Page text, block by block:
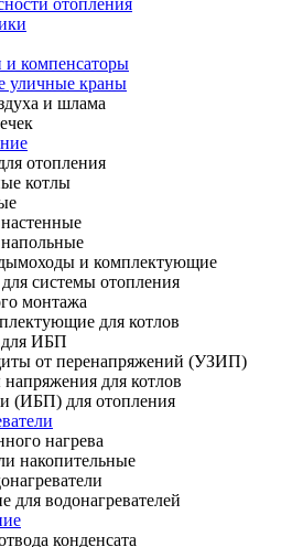
отопления
и компенсаторы
уличные краны
и шлама
отопления
котлы
и комплектующие
системы отопления
монтажа
для котлов
для ИБП
от перенапряжений (УЗИП)
для котлов
(ИБП) для отопления
нагрева
накопительные
водонагревателей
конденсата